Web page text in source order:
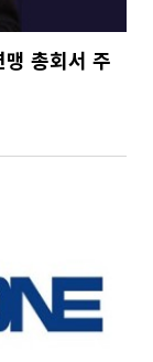
총회서 주